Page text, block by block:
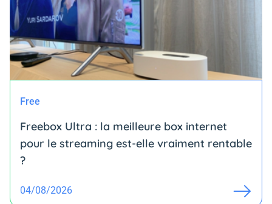
Free
Freebox Ultra : la meilleure box internet
pour le streaming est-elle vraiment rentable
?
04/08/2026